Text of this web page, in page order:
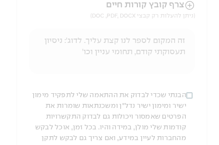
הניווט לאחר העלאת הקובץ באמצעות מקש ה-TAB
צרף קובץ קורות חיים
(ניתן להעלות רק קבצי DOC ,PDF, DOCX)
הבנתי שכדי לבדוק את ההתאמה שלי לתפקיד מימון
ישיר ומימון ישיר נדל"ן ומשכנתאות שומרות את
הפרטים שאמסור ויכולות גם לבדוק התקשרויות
קודמות שלי מולן, במידה והיו. בכל זמן, אוכל לבקש
מהחברות לעיין במידע, ואם צריך גם לבקש לתקן